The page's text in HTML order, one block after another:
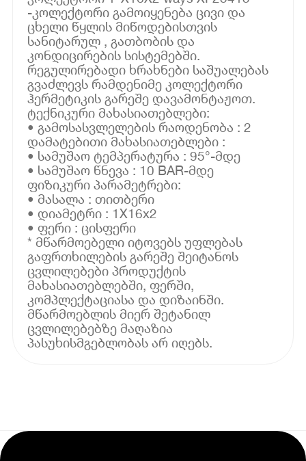
-კოლექტორი გამოიყენება ცივი და
ცხელი წყლის მიწოდებისთვის
სანიტარულ , გათბობის და
კონდიცირების სისტემებში.
რეგულირებადი ხრახნები საშუალებას
გვაძლევს რამდენიმე კოლექტორი
ჰერმეტიკის გარეშე დავამონტაჟოთ.
ტექნიკური მახასიათებლები:
• გამოსასვლელების რაოდენობა : 2
დამატებითი მახასიათებლები :
• სამუშაო ტემპერატურა : 95°-მდე
• სამუშაო წნევა : 10 BAR-მდე
ფიზიკური პარამეტრები:
• მასალა : თითბერი
• დიამეტრი : 1X16x2
• ფერი : ცისფერი
* მწარმოებელი იტოვებს უფლებას
გაფრთხილების გარეშე შეიტანოს
ცვლილებები პროდუქტის
მახასიათებლებში, ფერში,
კომპლექტაციასა და დიზაინში.
მწარმოებლის მიერ შეტანილ
ცვლილებებზე მაღაზია
პასუხისმგებლობას არ იღებს.